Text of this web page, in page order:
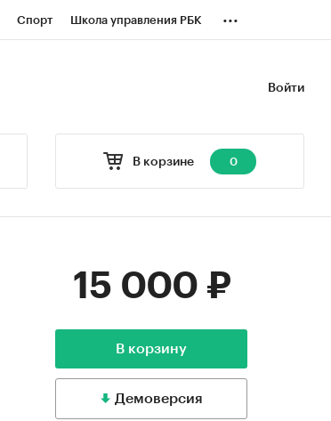
Спорт Школа управления РБК ...
Войти
В корзине 0
15 000 ₽
В корзину
Демоверсия